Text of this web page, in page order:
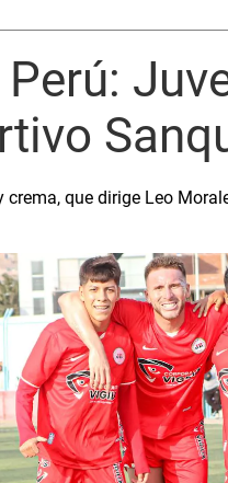
crema, que dirige Leo